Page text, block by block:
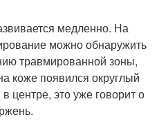
медленно. На
можно обнаружить
травмированной зоны,
коже появился округлый
центре, это уже говорит о